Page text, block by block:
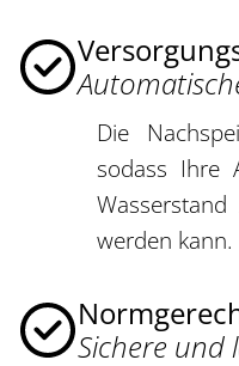
Die
sodass Ihre
werden kann.
Sichere und